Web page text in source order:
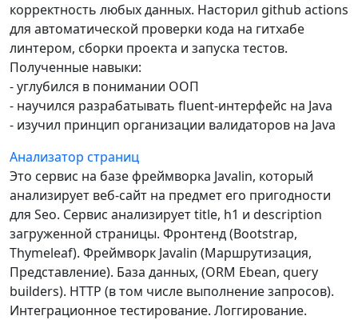
корректность любых данных. Насторил github actions
для автоматической проверки кода на гитхабе
линтером, сборки проекта и запуска тестов.
Полученные навыки:
- углубился в понимании ООП
- научился разрабатывать fluent-интерфейс на Java
- изучил принцип организации валидаторов на Java
Анализатор страниц
Это сервис на базе фреймворка Javalin, который
анализирует веб-сайт на предмет его пригодности
для Seo. Сервис анализирует title, h1 и description
загруженной страницы. Фронтенд (Bootstrap,
Thymeleaf). Фреймворк Javalin (Маршрутизация,
Представление). База данных, (ORM Ebean, query
builders). HTTP (в том числе выполнение запросов).
Интеграционное тестирование. Логгирование.